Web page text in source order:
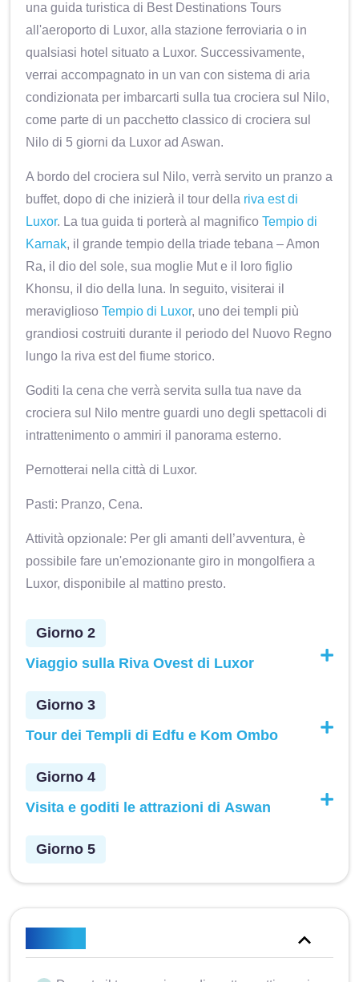
una guida turistica di Best Destinations Tours
all'aeroporto di Luxor, alla stazione ferroviaria o in
qualsiasi hotel situato a Luxor. Successivamente,
verrai accompagnato in un van con sistema di aria
condizionata per imbarcarti sulla tua crociera sul Nilo,
come parte di un pacchetto classico di crociera sul
Nilo di 5 giorni da Luxor ad Aswan.
A bordo del crociera sul Nilo, verrà servito un pranzo a
buffet, dopo di che inizierà il tour della riva est di
Luxor. La tua guida ti porterà al magnificoTempio di
Karnak, il grande tempio della triade tebana – Amon
Ra, il dio del sole, sua moglie Mut e il loro figlio
Khonsu, il dio della luna. In seguito, visiterai il
meravigliosoTempio di Luxor, uno dei templi più
grandiosi costruiti durante il periodo del Nuovo Regno
lungo la riva est del fiume storico.
Goditi la cena che verrà servita sulla tua nave da
crociera sul Nilo mentre guardi uno degli spettacoli di
intrattenimento o ammiri il panorama esterno.
Pernotterai nella città di Luxor.
Pasti: Pranzo, Cena.
Attività opzionale: Per gli amanti dell’avventura, è
possibile fare un'emozionante giro in mongolfiera a
Luxor, disponibile al mattino presto.
Giorno 2
Viaggio sulla Riva Ovest di Luxor
Giorno 3
Tour dei Templi di Edfu e Kom Ombo
Giorno 4
Visita e goditi le attrazioni di Aswan
Giorno 5